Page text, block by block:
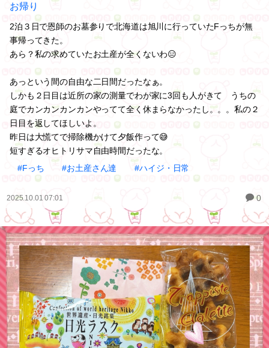
お帰り
2泊３日で恩師のお墓参りで北海道は旭川に行っていたFっちが無
事帰ってきた。
あら？私の求めていたお土産が全くないわ😑
あっという間の自由な二日間だったなぁ。
しかも２日目は近所の家の測量でわが家に3回も人がきて うちの
庭でカンカンカンカンやってて全く休まらなかったし。。。私の２
日目を返してほしいよ。
昨日は大慌てで掃除機かけて夕飯作って😅
短すぎるオヒトリサマ自由時間だったな。
#Fっち
#お土産さん達 #ハイジ・日常
2025.10.01 07:01 0